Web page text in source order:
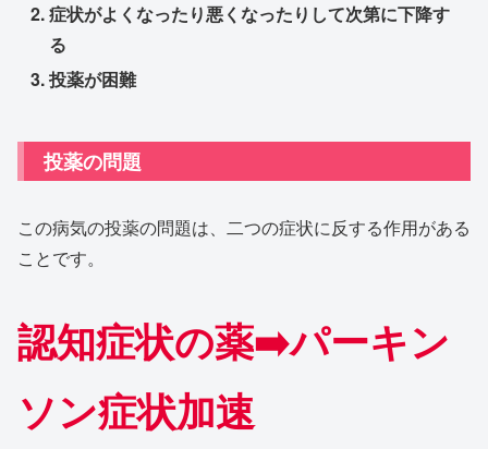
症状がよくなったり悪くなったり して次第に下降す
る
投薬が困難
投薬の問題
この病気の投薬の問題は、二つの症状に反する作用がある
ことです。
認知症状の薬➡️パーキン
ソン症状加速